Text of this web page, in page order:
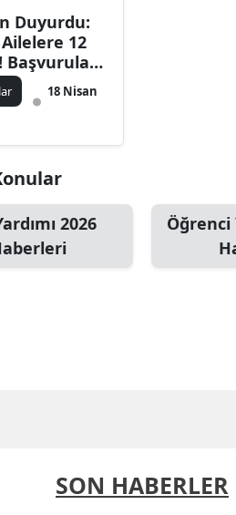
Duyurdu:
12
Başvurular
18 Nisan
2026
Öğrenci
SON HABERLER